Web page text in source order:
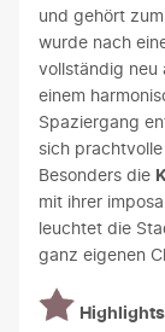
und gehört zum
wurde nach
vollständig
einem
Spaziergang
sich
Besonders die
mit ihrer
leuchtet die
ganz eigenen